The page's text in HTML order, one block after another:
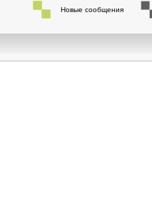
Новые сообщения